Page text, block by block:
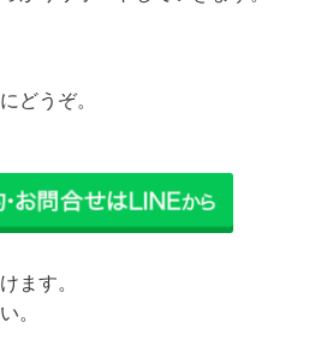
どうぞ。
ます。
。